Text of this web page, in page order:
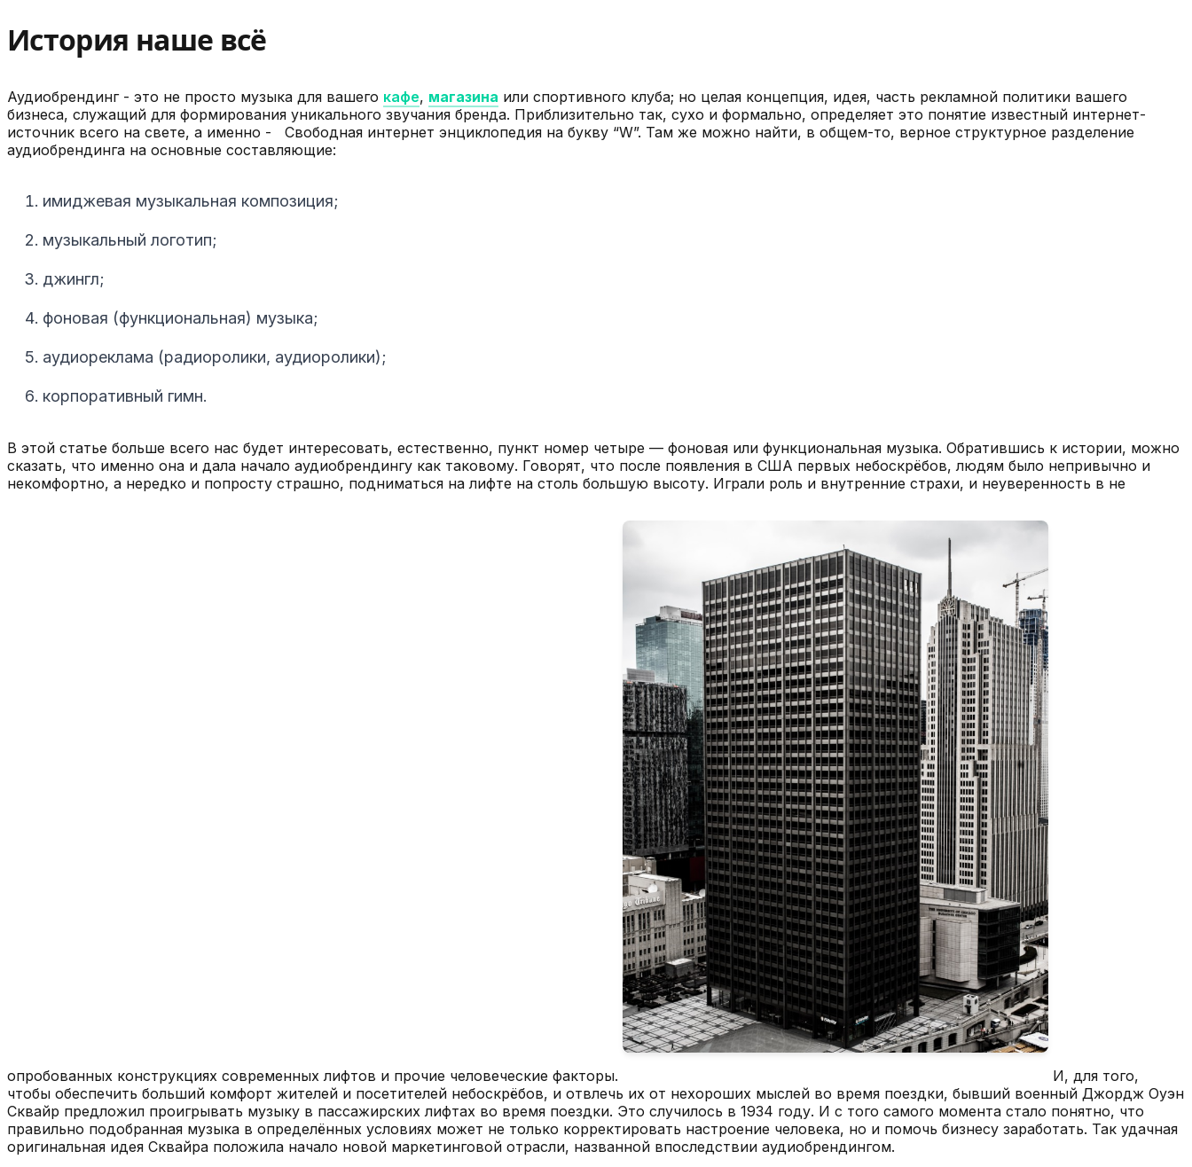
История наше всё
Аудиобрендинг - это не просто музыка для вашего кафе, магазина или спортивного клуба; но целая концепция, идея, часть рекламной политики вашего
бизнеса, служащий для формирования уникального звучания бренда. Приблизительно так, сухо и формально, определяет это понятие известный интернет-
источник всего на свете, а именно - Свободная интернет энциклопедия на букву “W”. Там же можно найти, в общем-то, верное структурное разделение
аудиобрендинга на основные составляющие:
имиджевая музыкальная композиция;
музыкальный логотип;
джингл;
фоновая (функциональная) музыка;
аудиореклама (радиоролики, аудиоролики);
корпоративный гимн.
В этой статье больше всего нас будет интересовать, естественно, пункт номер четыре — фоновая или функциональная музыка. Обратившись к истории, можно
сказать, что именно она и дала начало аудиобрендингу как таковому. Говорят, что после появления в США первых небоскрёбов, людям было непривычно и
некомфортно, а нередко и попросту страшно, подниматься на лифте на столь большую высоту. Играли роль и внутренние страхи, и неуверенность в не
опробованных конструкциях современных лифтов и прочие человеческие факторы.
И, для того,
чтобы обеспечить больший комфорт жителей и посетителей небоскрёбов, и отвлечь их от нехороших мыслей во время поездки, бывший военный Джордж Оуэн
Сквайр предложил проигрывать музыку в пассажирских лифтах во время поездки. Это случилось в 1934 году. И с того самого момента стало понятно, что
правильно подобранная музыка в определённых условиях может не только корректировать настроение человека, но и помочь бизнесу заработать. Так удачная
оригинальная идея Сквайра положила начало новой маркетинговой отрасли, названной впоследствии аудиобрендингом.